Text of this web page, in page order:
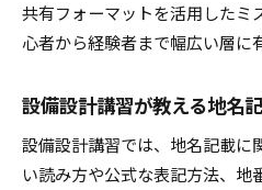
共有フォーマットを活用したミ
心者から経験者まで幅広い層に
設備設計講習が教える地名
設備設計講習では、地名記載に
い読み方や公式な表記方法、